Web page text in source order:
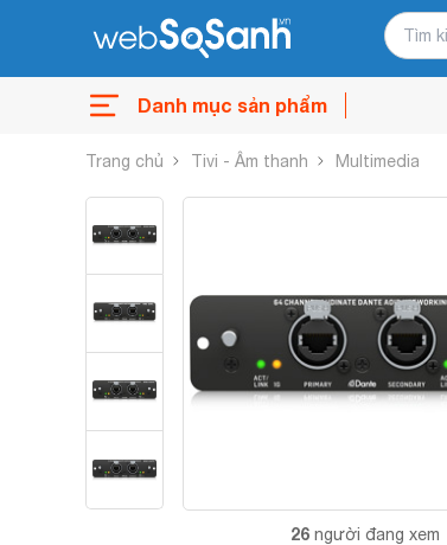
Danh mục sản phẩm
Trang chủ Tivi - Âm thanh Multimedia
26 người đang xem